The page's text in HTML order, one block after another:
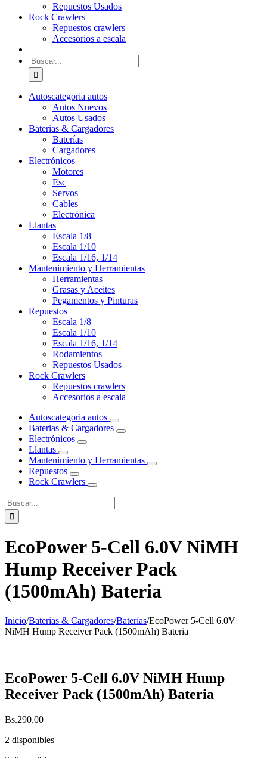
Repuestos Usados
Rock Crawlers
Repuestos crawlers
Accesorios a escala
Buscar:
Autoscategoria autos
Autos Nuevos
Autos Usados
Baterias & Cargadores
Baterías
Cargadores
Electrónicos
Motores
Esc
Servos
Cables
Electrónica
Llantas
Escala 1/8
Escala 1/10
Escala 1/16, 1/14
Mantenimiento y Herramientas
Herramientas
Grasas y Aceites
Pegamentos y Pinturas
Repuestos
Escala 1/8
Escala 1/10
Escala 1/16, 1/14
Rodamientos
Repuestos Usados
Rock Crawlers
Repuestos crawlers
Accesorios a escala
Autoscategoria autos
Baterias & Cargadores
Electrónicos
Llantas
Mantenimiento y Herramientas
Repuestos
Rock Crawlers
Buscar:
EcoPower 5-Cell 6.0V NiMH
Hump Receiver Pack
(1500mAh) Bateria
Inicio/Baterias & Cargadores/Baterías/EcoPower 5-Cell 6.0V
NiMH Hump Receiver Pack (1500mAh) Bateria
EcoPower 5-Cell 6.0V NiMH Hump
Receiver Pack (1500mAh) Bateria
Bs.290.00
2 disponibles